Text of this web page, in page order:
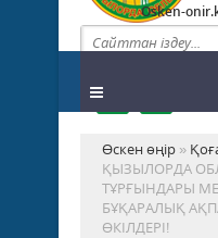
Osken-
Өскен өңір »
ҚЫЗЫЛОРДА
ТҰРҒЫНДАРЫ
БҰҚАРАЛЫҚ
ӨКІЛДЕРІ!